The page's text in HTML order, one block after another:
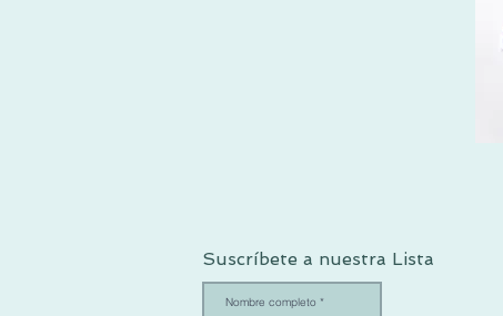
Suscríbete a nuestra Lista